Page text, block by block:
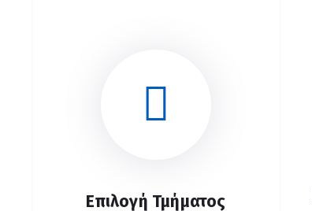
Επιλογή Τμήματος